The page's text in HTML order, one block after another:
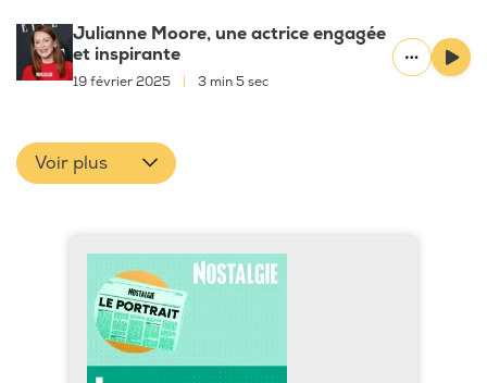
Julianne Moore, une actrice engagée
et inspirante
19 février 2025 3 min 5 sec
Voir plus